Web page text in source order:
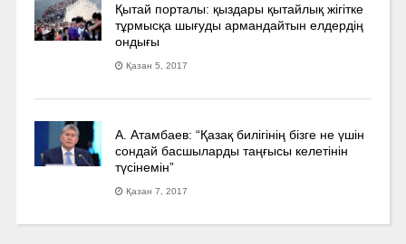
Қытай порталы: қыздары қытайлық жігітке
тұрмысқа шығуды армандайтын елдердің
ондығы
Қазан 5, 2017
А. Атамбаев: “Қазақ билігінің бізге не үшін
сондай басшыларды таңғысы келетінін
түсінемін”
Қазан 7, 2017